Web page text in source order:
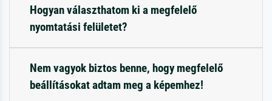
Hogyan választhatom ki a megfelelő
nyomtatási felületet?
Nem vagyok biztos benne, hogy megfelelő
beállításokat adtam meg a képemhez!